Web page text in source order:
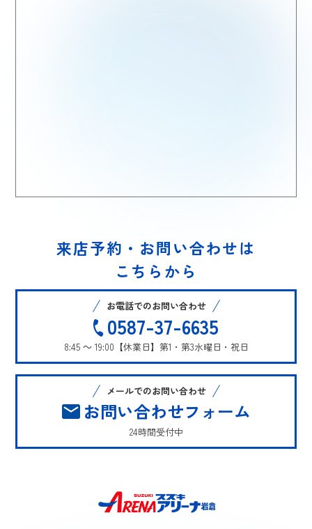
来店予約・お問い合わせは
こちらから
お電話でのお問い合わせ
0587-37-6635
8:45 ～ 19:00 【休業日】第1・第3水曜日・祝日
メールでのお問い合わせ
お問い合わせフォーム
24時間受付中